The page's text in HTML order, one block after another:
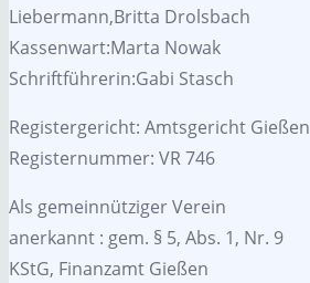
Liebermann,Britta Drolsbach
Kassenwart:Marta Nowak
Schriftführerin:Gabi Stasch
Registergericht: Amtsgericht Gießen
Registernummer: VR 746
Als gemeinnütziger Verein
anerkannt : gem. § 5, Abs. 1, Nr. 9
KStG, Finanzamt Gießen